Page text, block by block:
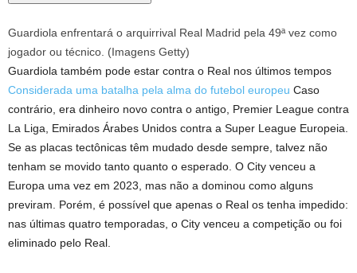
Guardiola enfrentará o arquirrival Real Madrid pela 49ª vez como
jogador ou técnico. (Imagens Getty)
Guardiola também pode estar contra o Real nos últimos tempos
Considerada uma batalha pela alma do futebol europeu Caso
contrário, era dinheiro novo contra o antigo, Premier League contra
La Liga, Emirados Árabes Unidos contra a Super League Europeia.
Se as placas tectônicas têm mudado desde sempre, talvez não
tenham se movido tanto quanto o esperado. O City venceu a
Europa uma vez em 2023, mas não a dominou como alguns
previram. Porém, é possível que apenas o Real os tenha impedido:
nas últimas quatro temporadas, o City venceu a competição ou foi
eliminado pelo Real.